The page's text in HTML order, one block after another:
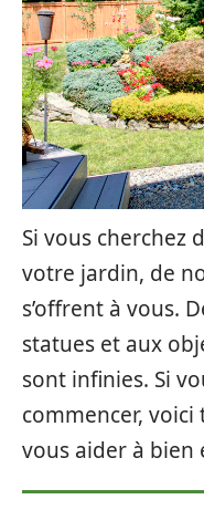
Si vous cherchez
votre jardin, de
s’offrent à vous.
statues et aux
sont infinies. Si
commencer,
vous aider à